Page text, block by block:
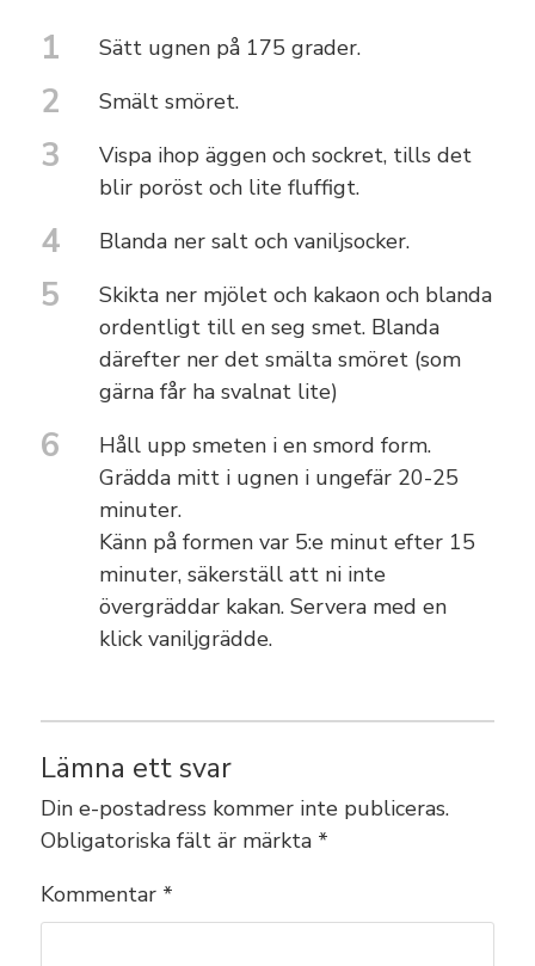
1 Sätt ugnen på 175 grader.
2 Smält smöret.
3
Vispa ihop äggen och sockret, tills det
blir poröst och lite fluffigt.
4 Blanda ner salt och vaniljsocker.
5
Skikta ner mjölet och kakaon och blanda
ordentligt till en seg smet. Blanda
därefter ner det smälta smöret (som
gärna får ha svalnat lite)
6
Håll upp smeten i en smord form.
Grädda mitt i ugnen i ungefär 20-25
minuter.
Känn på formen var 5:e minut efter 15
minuter, säkerställ att ni inte
övergräddar kakan. Servera med en
klick vaniljgrädde.
Lämna ett svar
Din e-postadress kommer inte publiceras.
Obligatoriska fält är märkta *
Kommentar *